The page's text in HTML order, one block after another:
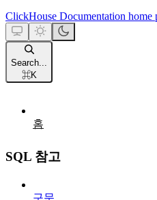
ClickHouse Documentation home
Search...
⌘K
홈
SQL 참고
구문